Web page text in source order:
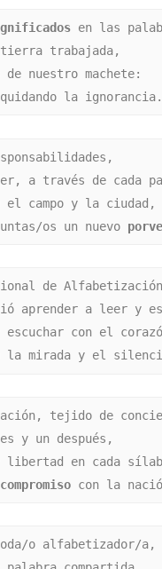
en las
trabajada,
nuestro machete:
la ignorancia.
a través de cada
campo y la ciudad,
os un nuevo
de
aprender a leer y
escuchar con el
la mirada y el
tejido de
y un después,
libertad en cada
compromiso con la
o alfabetizador/a,